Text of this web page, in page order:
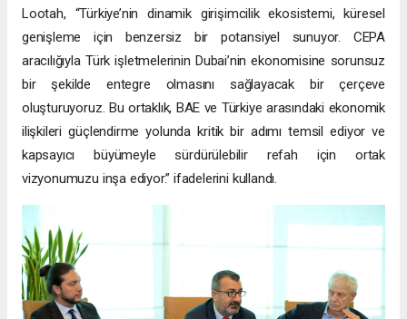
Lootah, “Türkiye’nin dinamik girişimcilik ekosistemi, küresel
genişleme için benzersiz bir potansiyel sunuyor. CEPA
aracılığıyla Türk işletmelerinin Dubai’nin ekonomisine sorunsuz
bir şekilde entegre olmasını sağlayacak bir çerçeve
oluşturuyoruz. Bu ortaklık, BAE ve Türkiye arasındaki ekonomik
ilişkileri güçlendirme yolunda kritik bir adımı temsil ediyor ve
kapsayıcı büyümeyle sürdürülebilir refah için ortak
vizyonumuzu inşa ediyor.” ifadelerini kullandı.